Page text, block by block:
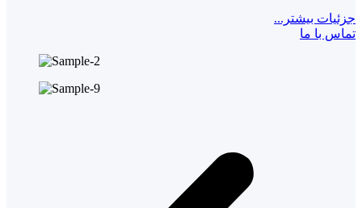
جزئیات بیشتر...
تماس با ما